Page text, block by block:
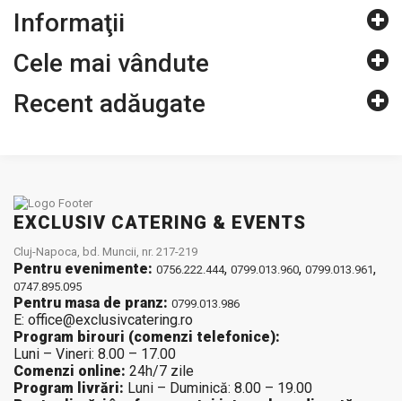
Informaţii
Cele mai vândute
Recent adăugate
EXCLUSIV CATERING & EVENTS
Cluj-Napoca, bd. Muncii, nr. 217-219
Pentru evenimente: 0756.222.444, 0799.013.960, 0799.013.961,
0747.895.095
Pentru masa de pranz: 0799.013.986
E: office@exclusivcatering.ro
Program birouri (comenzi telefonice):
Luni – Vineri: 8.00 – 17.00
Comenzi online: 24h/7 zile
Program livrări: Luni – Duminică: 8.00 – 19.00